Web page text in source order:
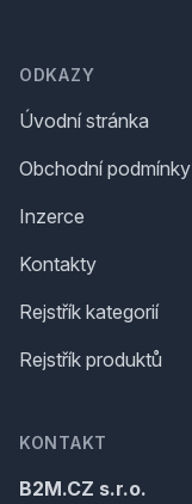
ODKAZY
Úvodní stránka
Obchodní podmínky
Inzerce
Kontakty
Rejstřík kategorií
Rejstřík produktů
KONTAKT
B2M.CZ s.r.o.